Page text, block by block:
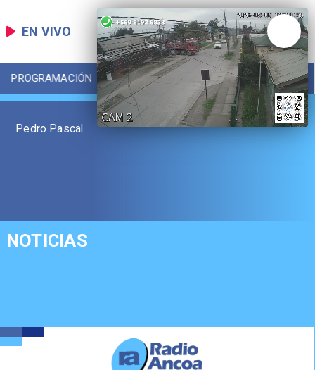
EN VIVO
PROGRAMACIÓN LOCAL DEPORTES
Pedro Pascal
NOTICIAS